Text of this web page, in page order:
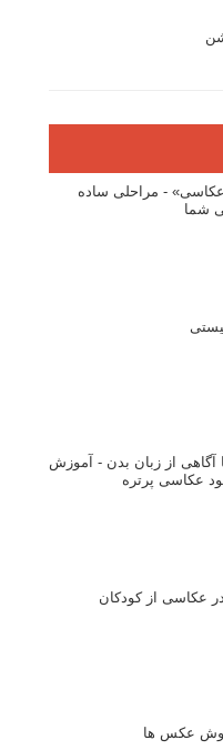
- مراحلی ساده
شما
از زبان بدن - آموزش
عکاسی از کودکان